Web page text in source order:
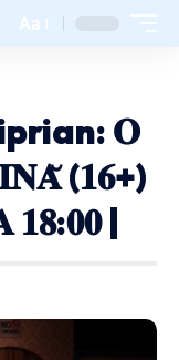
Aa
𝐎
(𝟏𝟔+)
|